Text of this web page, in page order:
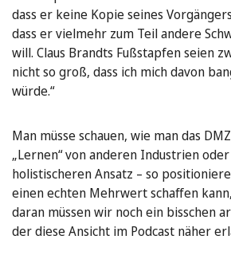
dass er keine Kopie seines
dass er vielmehr zum Teil andere
will. Claus Brandts Fußstapfen seien
nicht so groß, dass ich mich davon
würde.“
Man müsse schauen, wie man das
„Lernen“ von anderen Industrien
holistischeren Ansatz – so
einen echten Mehrwert schaffen
daran müssen wir noch ein bisschen
der diese Ansicht im Podcast näher